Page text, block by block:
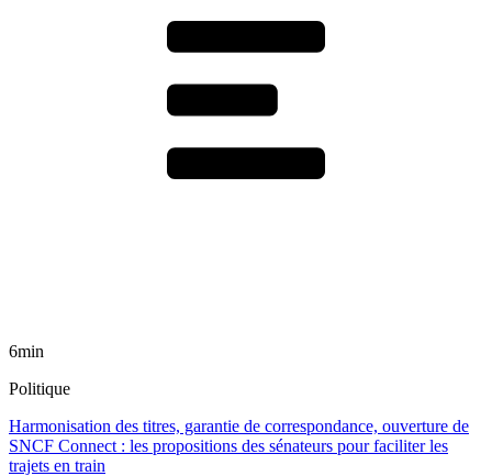
6min
Politique
Harmonisation des titres, garantie de correspondance, ouverture de
SNCF Connect : les propositions des sénateurs pour faciliter les
trajets en train